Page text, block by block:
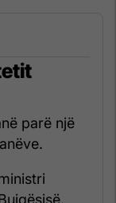
parë një